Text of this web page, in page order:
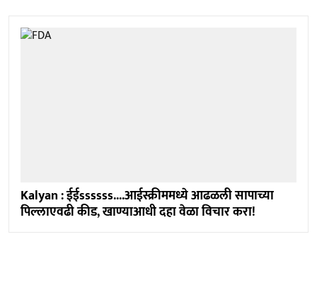
Kalyan : ईईssssss....आईस्क्रीममध्ये आढळली सापाच्या
पिल्लाएवढी कीड, खाण्याआधी दहा वेळा विचार करा!